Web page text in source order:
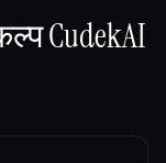
CudekAI